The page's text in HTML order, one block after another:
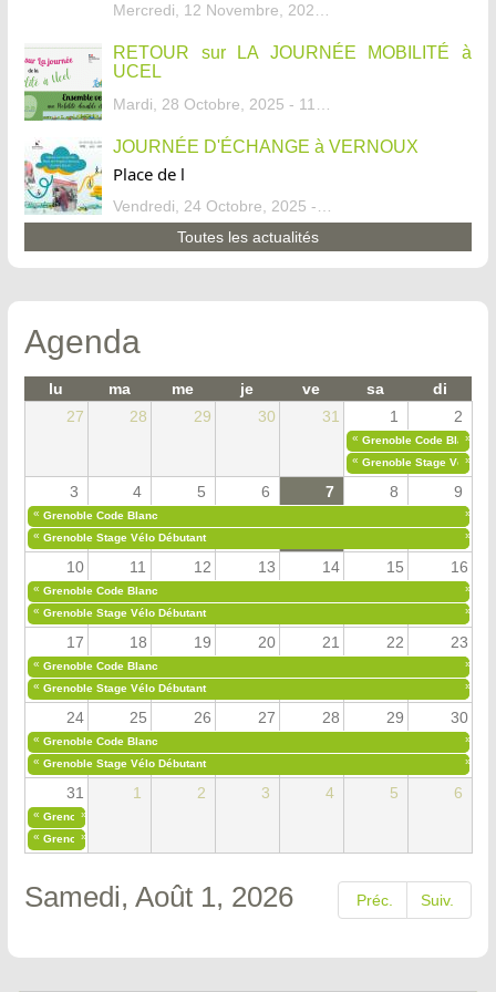
Mercredi, 12 Novembre, 2025 - 13:34
RETOUR sur LA JOURNÉE MOBILITÉ à
UCEL
Mardi, 28 Octobre, 2025 - 11:46
JOURNÉE D'ÉCHANGE à VERNOUX
Place de l
Vendredi, 24 Octobre, 2025 - 13:07
Toutes les actualités
Agenda
lu ma me je ve sa
di
27
28 29 30 31 1 2
« Grenoble Code Blanc
»
« Grenoble Stage Vélo
»
3 4 5 6 7 8 9
« Grenoble Code Blanc
»
« Grenoble Stage Vélo Débutant »
10 11 12 13 14 15 16
« Grenoble Code Blanc
»
« Grenoble Stage Vélo Débutant »
17 18 19 20 21 22 23
« Grenoble Code Blanc
»
« Grenoble Stage Vélo Débutant »
24 25 26 27 28 29 30
« Grenoble Code Blanc
»
« Grenoble Stage Vélo Débutant »
31 1 2 3 4 5 6
« Grenoble Code Blanc
»
« Grenoble Stage Vélo Débutant
»
Préc. Suiv.
Samedi, Août 1, 2026